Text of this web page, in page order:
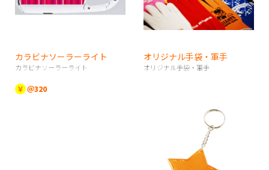
カラビナソーラーライト
カラビナソーラーライト
￥ ＠320
オリジナル手袋・軍手
オリジナル手袋・軍手